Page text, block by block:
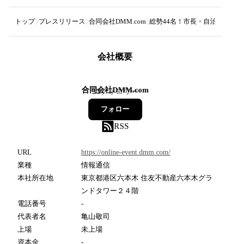
トップ プレスリリース 合同会社DMM.com 総勢44名！市長・自治体
会社概要
合同会社DMM.com
22フォロワー
フォロー
RSS
URL
https://online-event.dmm.com/
業種
情報通信
本社所在地
東京都港区六本木 住友不動産六本木グラ
ンドタワー２４階
電話番号
-
代表者名
亀山敬司
上場
未上場
資本金
-